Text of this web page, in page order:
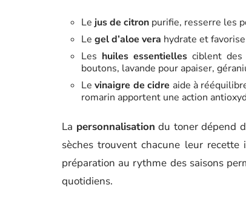
Le jus de citron purifie, resserre les
Le gel d’aloe vera hydrate et
Les huiles essentiellesciblent des
boutons, lavande pour apaiser,
Levinaigre de cidre aide à
romarin apportent une action
La personnalisation du toner dépend
sèches trouvent chacune leur
préparation au rythme des saisons
quotidiens.